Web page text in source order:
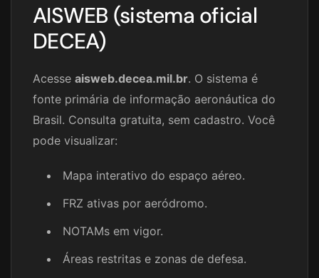
AISWEB (sistema oficial
DECEA)
Acesse aisweb.decea.mil.br. O sistema é
fonte primária de informação aeronáutica do
Brasil. Consulta gratuita, sem cadastro. Você
pode visualizar:
Mapa interativo do espaço aéreo.
FRZ ativas por aeródromo.
NOTAMs em vigor.
Áreas restritas e zonas de defesa.